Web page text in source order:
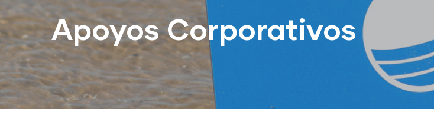
Apoyos Corporativos